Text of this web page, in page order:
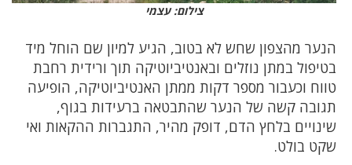
צילום: עצמי
הנער מהצפון שחש לא בטוב, הגיע למיון שם הוחל מיד
בטיפול במתן נוזלים ובאנטיביוטיקה תוך ורידית רחבת
טווח וכעבור מספר דקות ממתן האנטיביוטיקה, הופיעה
תגובה קשה של הנער שהתבטאה ברעידות בגוף,
שינויים בלחץ הדם, דופק מהיר, התגברות ההקאות ואי
שקט בולט.